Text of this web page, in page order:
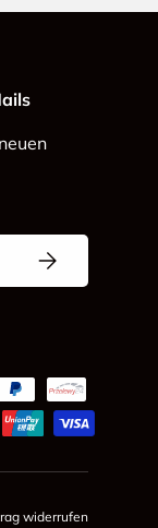
Abonnieren
widerrufen